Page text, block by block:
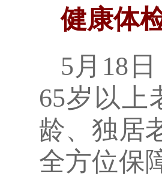
健康体
5月18
65岁以上
龄、独居
全方位保